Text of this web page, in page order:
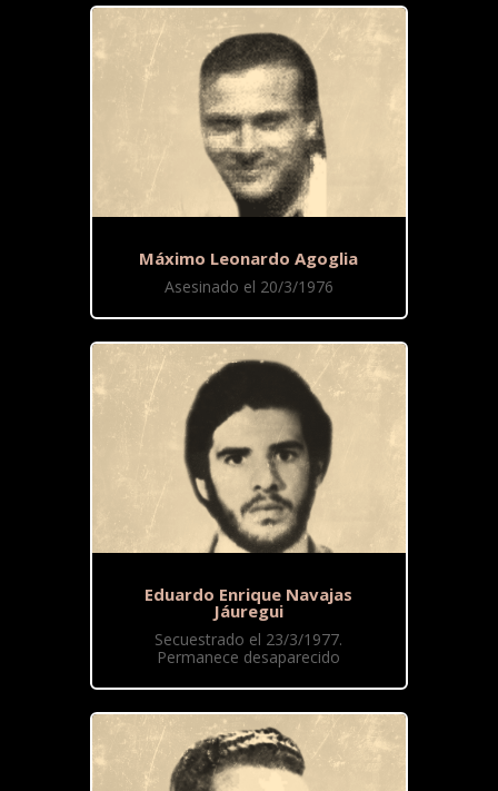
Máximo Leonardo Agoglia
Asesinado el 20/3/1976
Eduardo Enrique Navajas
Jáuregui
Secuestrado el 23/3/1977.
Permanece desaparecido